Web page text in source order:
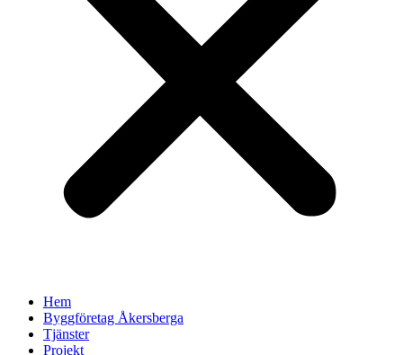
Hem
Byggföretag Åkersberga
Tjänster
Projekt